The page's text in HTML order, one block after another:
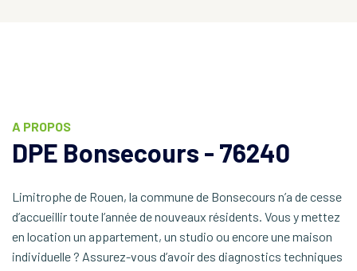
A PROPOS
DPE Bonsecours - 76240
Limitrophe de Rouen, la commune de Bonsecours n’a de cesse
d’accueillir toute l’année de nouveaux résidents. Vous y mettez
en location un appartement, un studio ou encore une maison
individuelle ? Assurez-vous d’avoir des diagnostics techniques